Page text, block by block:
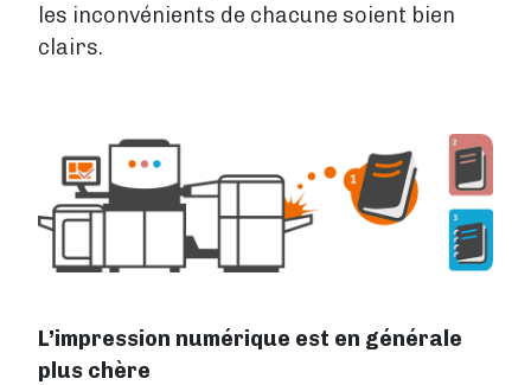
les inconvénients de chacune soient bien
clairs.
L’impression numérique est en générale
plus chère